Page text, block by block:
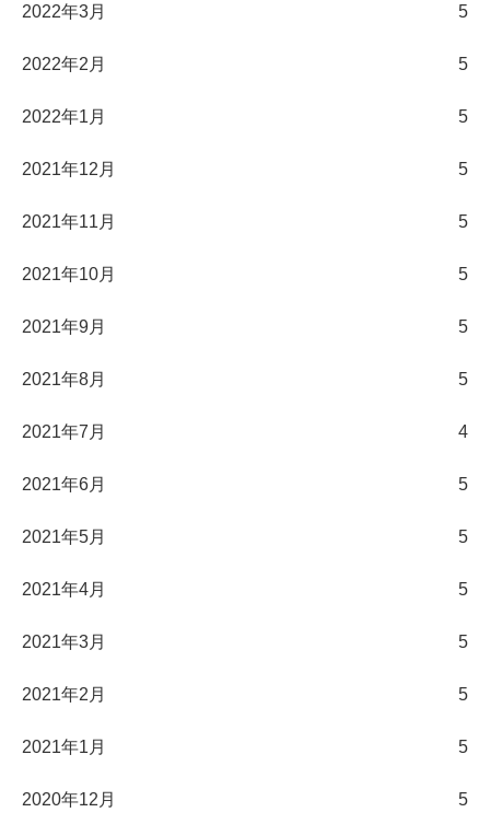
2022年3月 5
2022年2月 5
2022年1月 5
2021年12月 5
2021年11月 5
2021年10月 5
2021年9月 5
2021年8月 5
2021年7月 4
2021年6月 5
2021年5月 5
2021年4月 5
2021年3月 5
2021年2月 5
2021年1月 5
2020年12月 5